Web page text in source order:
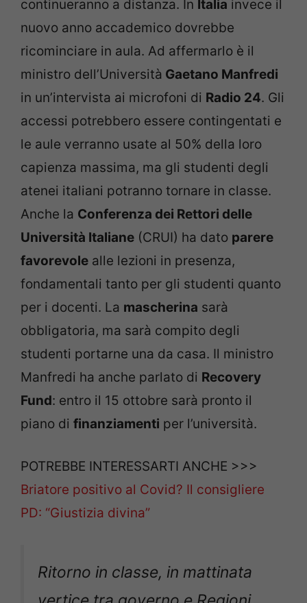
continueranno a distanza. In Italia invece il
nuovo anno accademico dovrebbe
ricominciare in aula. Ad affermarlo è il
ministro dell’Università Gaetano Manfredi
in un’intervista ai microfoni di Radio 24. Gli
accessi potrebbero essere contingentati e
le aule verranno usate al 50% della loro
capienza massima, ma gli studenti degli
atenei italiani potranno tornare in classe.
Anche la Conferenza dei Rettori delle
Università Italiane (CRUI) ha dato parere
favorevole alle lezioni in presenza,
fondamentali tanto per gli studenti quanto
per i docenti. La mascherina sarà
obbligatoria, ma sarà compito degli
studenti portarne una da casa. Il ministro
Manfredi ha anche parlato di Recovery
Fund: entro il 15 ottobre sarà pronto il
piano di finanziamenti per l’università.
POTREBBE INTERESSARTI ANCHE >>>
Briatore positivo al Covid? Il consigliere
PD: “Giustizia divina”
Ritorno in classe, in mattinata